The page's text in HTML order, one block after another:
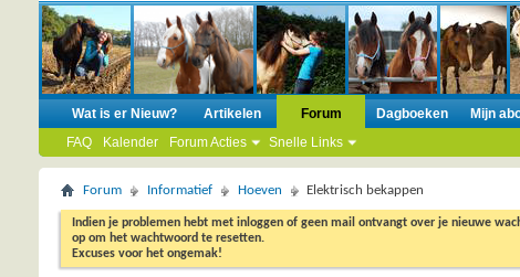
Wat is er Nieuw? Artikelen
Forum
FAQ
Kalender Forum Acties Snelle Links
Dagboeken
Mijn
Forum Informatief Hoeven Elektrisch bekappen
Indien je problemen hebt met inloggen of geen mail ontvangt over je nieuwe
op om het wachtwoord te resetten.
Excuses voor het ongemak!